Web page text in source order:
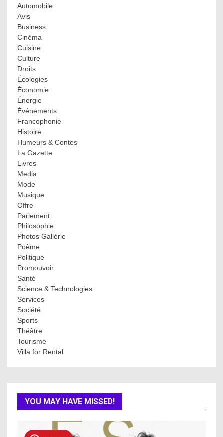
Automobile
Avis
Business
Cinéma
Cuisine
Culture
Droits
Écologies
Économie
Énergie
Événements
Francophonie
Histoire
Humeurs & Contes
La Gazette
Livres
Media
Mode
Musique
Offre
Parlement
Philosophie
Photos Gallérie
Poème
Politique
Promouvoir
Santé
Science & Technologies
Services
Société
Sports
Théâtre
Tourisme
Villa for Rental
YOU MAY HAVE MISSED!